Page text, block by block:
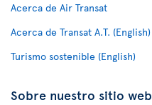
Acerca de Air Transat
Acerca de Transat A.T. (English)
Turismo sostenible (English)
Sobre nuestro sitio web